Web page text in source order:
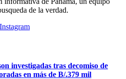
de la verdad.
Instagram
investigadas tras decomiso de
en más de B/.379 mil